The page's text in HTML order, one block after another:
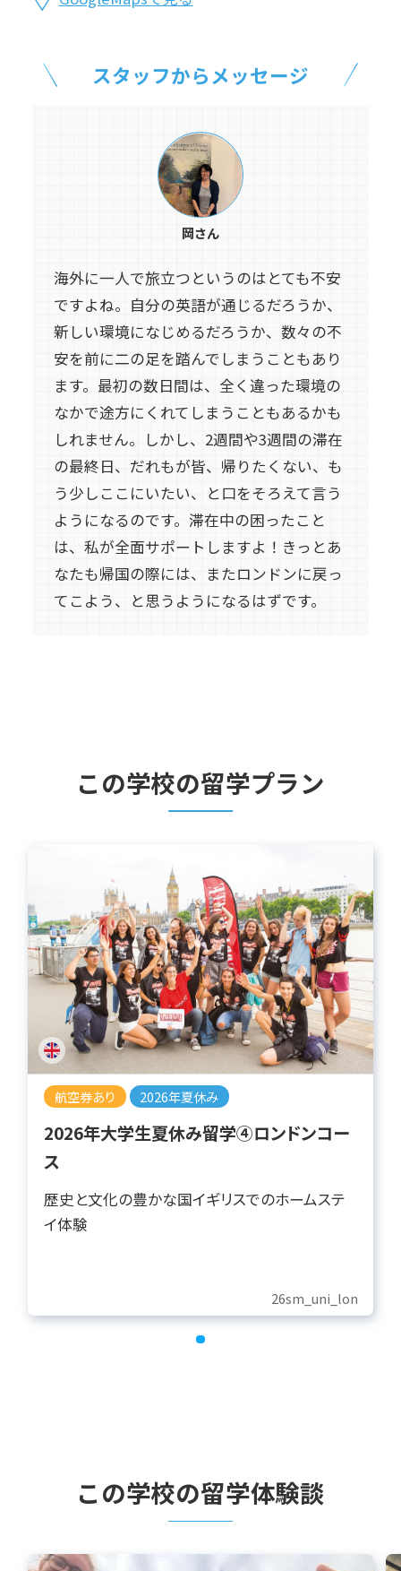
スタッフからメッセージ
岡さん
海外に一人で旅立つというのはとても不安
ですよね。自分の英語が通じるだろうか、
新しい環境になじめるだろうか、数々の不
安を前に二の足を踏んでしまうこともあり
ます。最初の数日間は、全く違った環境の
なかで途方にくれてしまうこともあるかも
しれません。しかし、2週間や3週間の滞在
の最終日、だれもが皆、帰りたくない、も
う少しここにいたい、と口をそろえて言う
ようになるのです。滞在中の困ったこと
は、私が全面サポートしますよ！きっとあ
なたも帰国の際には、またロンドンに戻っ
てこよう、と思うようになるはずです。
この学校の留学プラン
航空券あり 2026年夏休み
2026年大学生夏休み留学④ロンドンコー
ス
歴史と文化の豊かな国イギリスでのホームステ
イ体験
26sm_uni_lon
この学校の留学体験談